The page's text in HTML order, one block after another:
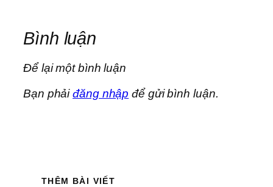
Bình luận
Để lại một bình luận
Bạn phảiđăng nhập để gửi bình luận.
THÊM BÀI VIẾT